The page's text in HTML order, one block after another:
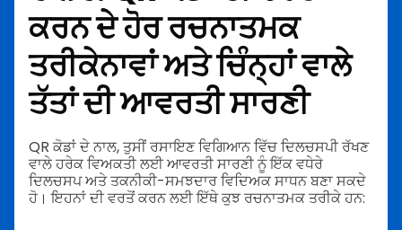
ਕਰਨ ਦੇ ਹੋਰ ਰਚਨਾਤਮਕ
ਤਰੀਕੇਨਾਵਾਂ ਅਤੇ ਚਿੰਨ੍ਹਾਂ ਵਾਲੇ
ਤੱਤਾਂ ਦੀ ਆਵਰਤੀ ਸਾਰਣੀ
QR ਕੋਡਾਂ ਦੇ ਨਾਲ, ਤੁਸੀਂ ਰਸਾਇਣ ਵਿਗਿਆਨ ਵਿੱਚ ਦਿਲਚਸਪੀ ਰੱਖਣ
ਵਾਲੇ ਹਰੇਕ ਵਿਅਕਤੀ ਲਈ ਆਵਰਤੀ ਸਾਰਣੀ ਨੂੰ ਇੱਕ ਵਧੇਰੇ
ਦਿਲਚਸਪ ਅਤੇ ਤਕਨੀਕੀ-ਸਮਝਦਾਰ ਵਿਦਿਅਕ ਸਾਧਨ ਬਣਾ ਸਕਦੇ
ਹੋ। ਇਹਨਾਂ ਦੀ ਵਰਤੋਂ ਕਰਨ ਲਈ ਇੱਥੇ ਕੁਝ ਰਚਨਾਤਮਕ ਤਰੀਕੇ ਹਨ: